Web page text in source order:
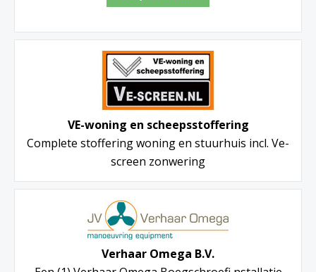
VE-woning en scheepsstoffering
Complete stoffering woning en stuurhuis incl. Ve-
screen zonwering
Verhaar Omega B.V.